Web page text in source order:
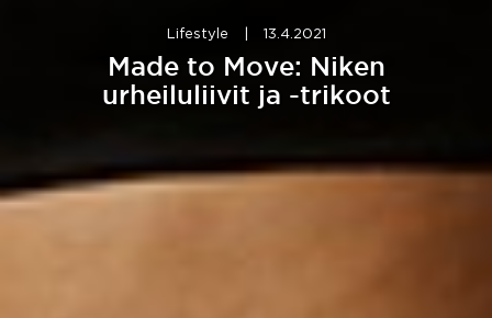
Lifestyle 13.4.2021
Made to Move: Niken
urheiluliivit ja -trikoot